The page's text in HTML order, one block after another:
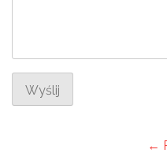
Wyślij
←